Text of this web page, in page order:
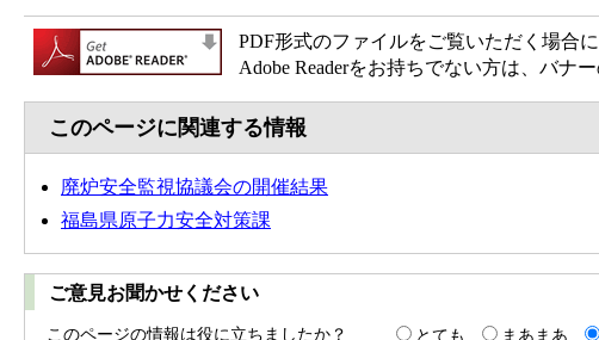
PDF形式のファイルをご覧いただく場合
Adobe Readerをお持ちでない方は、バナ
このページに関連する情報
廃炉安全監視協議会の開催結果
福島県原子力安全対策課
ご意見お聞かせください
このページの情報は役に立ちましたか？ とても まあまあ